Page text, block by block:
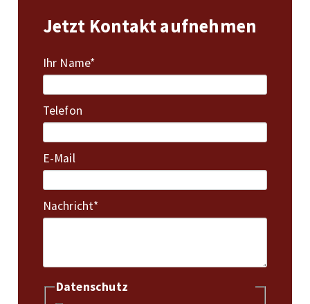
Jetzt Kontakt aufnehmen
Pflichtfeld
Ihr Name*
Telefon
E-Mail
Pflichtfeld
Nachricht*
Datenschutz